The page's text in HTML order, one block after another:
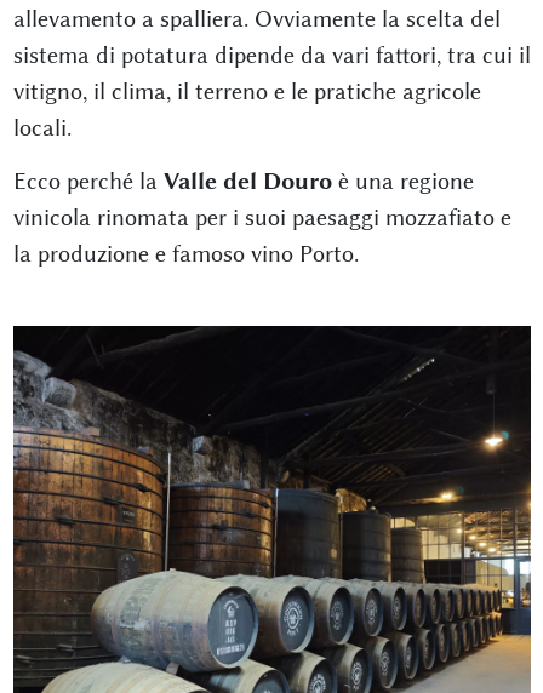
allevamento a spalliera. Ovviamente la scelta del
sistema di potatura dipende da vari fattori, tra cui il
vitigno, il clima, il terreno e le pratiche agricole
locali.
Ecco perché la Valle del Douroè una regione
vinicola rinomata per i suoi paesaggi mozzafiato e
la produzione e famoso vino Porto.